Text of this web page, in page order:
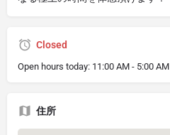
Closed
Open hours today: 11:00 AM - 5:00 AM
住所